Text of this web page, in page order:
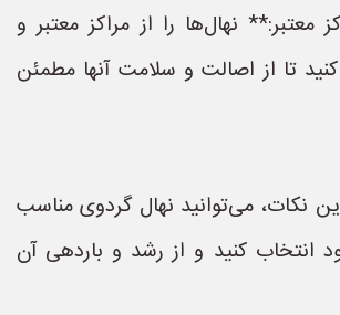
معتبر:** نهال‌ها را از مراکز معتبر و
تا از اصالت و سلامت آنها مطمئن
نکات، می‌توانید نهال گردوی مناسب
انتخاب کنید و از رشد و باردهی آن